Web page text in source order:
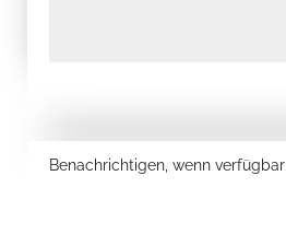
Benachrichtigen, wenn verfügbar